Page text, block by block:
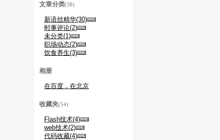
文章分类(38)
新语丝精华(30)
时事评论(2)
未分类(1)
职场动态(2)
饮食养生(3)
相册
在百度，在北京
收藏夹(54)
Flash技术(4)
web技术(2)
代码收藏(4)